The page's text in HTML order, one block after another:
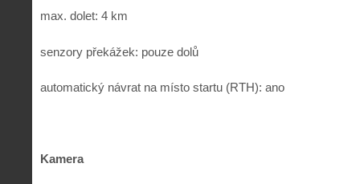
max. dolet: 4 km
senzory překážek: pouze dolů
automatický návrat na místo startu (RTH): ano
Kamera